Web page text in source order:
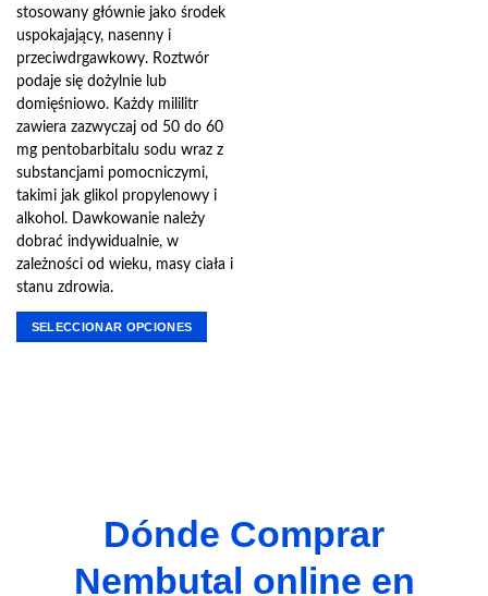
stosowany głównie jako środek
uspokajający, nasenny i
przeciwdrgawkowy. Roztwór
podaje się dożylnie lub
domięśniowo. Każdy mililitr
zawiera zazwyczaj od 50 do 60
mg pentobarbitalu sodu wraz z
substancjami pomocniczymi,
takimi jak glikol propylenowy i
alkohol. Dawkowanie należy
dobrać indywidualnie, w
zależności od wieku, masy ciała i
stanu zdrowia.
SELECCIONAR OPCIONES
Dónde Comprar
Nembutal online en